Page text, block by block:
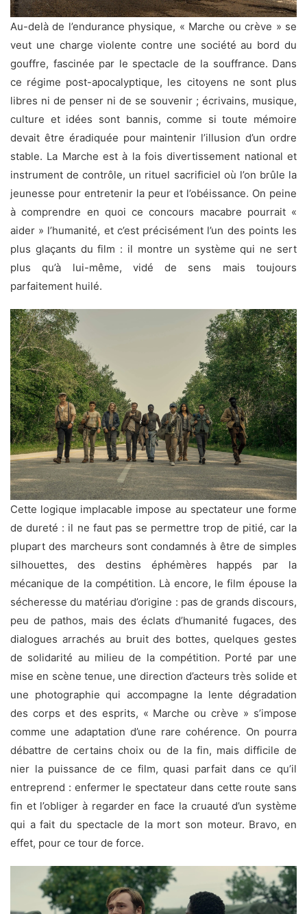
Au-delà de l’endurance physique, « Marche ou crève » se
veut une charge violente contre une société au bord du
gouffre, fascinée par le spectacle de la souffrance. Dans
ce régime post-apocalyptique, les citoyens ne sont plus
libres ni de penser ni de se souvenir ; écrivains, musique,
culture et idées sont bannis, comme si toute mémoire
devait être éradiquée pour maintenir l’illusion d’un ordre
stable. La Marche est à la fois divertissement national et
instrument de contrôle, un rituel sacrificiel où l’on brûle la
jeunesse pour entretenir la peur et l’obéissance. On peine
à comprendre en quoi ce concours macabre pourrait «
aider » l’humanité, et c’est précisément l’un des points les
plus glaçants du film : il montre un système qui ne sert
plus qu’à lui-même, vidé de sens mais toujours
parfaitement huilé.
Cette logique implacable impose au spectateur une forme
de dureté : il ne faut pas se permettre trop de pitié, car la
plupart des marcheurs sont condamnés à être de simples
silhouettes, des destins éphémères happés par la
mécanique de la compétition. Là encore, le film épouse la
sécheresse du matériau d’origine : pas de grands discours,
peu de pathos, mais des éclats d’humanité fugaces, des
dialogues arrachés au bruit des bottes, quelques gestes
de solidarité au milieu de la compétition. Porté par une
mise en scène tenue, une direction d’acteurs très solide et
une photographie qui accompagne la lente dégradation
des corps et des esprits, « Marche ou crève » s’impose
comme une adaptation d’une rare cohérence. On pourra
débattre de certains choix ou de la fin, mais difficile de
nier la puissance de ce film, quasi parfait dans ce qu’il
entreprend : enfermer le spectateur dans cette route sans
fin et l’obliger à regarder en face la cruauté d’un système
qui a fait du spectacle de la mort son moteur. Bravo, en
effet, pour ce tour de force.